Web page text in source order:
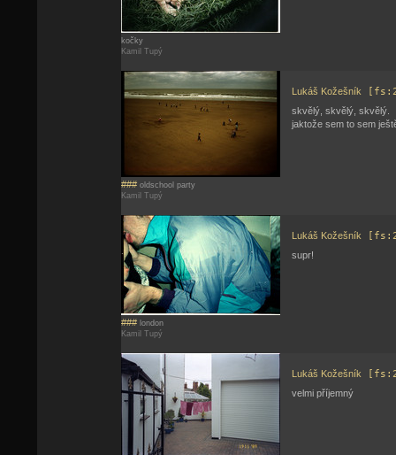
kočky
Kamil Tupý
### oldschool party
Kamil Tupý
Lukáš Kožešník
skvělý, skvělý, skvělý.
jaktože sem to sem
### london
Kamil Tupý
Lukáš Kožešník
supr!
Lukáš Kožešník
velmi příjemný